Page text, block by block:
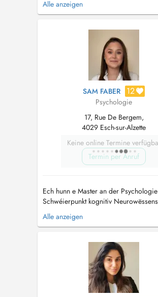
discuterons de la continuation du suivi.
de nouveaux patients. Si vous avez des
questions, veuillez bien vouloi...
Alle anzeigen
SAM FABER 12
Psychologie
17, Rue De Bergem,
4029 Esch-sur-Alzette
Keine online Termine
Termin per Anruf
Ech hunn e Master an der
Schwéierpunkt kognitiv
ofgeschloss a sinn aktuell amgaang,
an der Psychotherapie op der
eenzegaarteg Geschichten hunn mech
faszinéiert. Meng Aarbecht baséiert
Alle anzeigen